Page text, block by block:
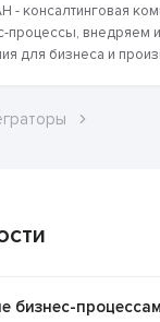
- консалтинговая
процессы, внедряем
для бизнеса и
бизнес-